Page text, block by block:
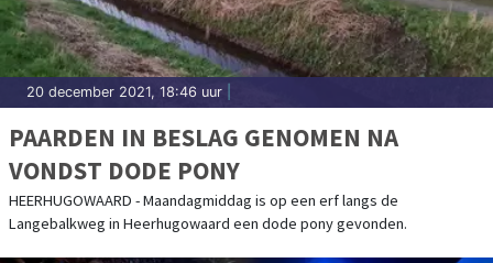
20 december 2021, 18:46 uur
PAARDEN IN BESLAG GENOMEN NA
VONDST DODE PONY
HEERHUGOWAARD - Maandagmiddag is op een erf langs de
Langebalkweg in Heerhugowaard een dode pony gevonden.